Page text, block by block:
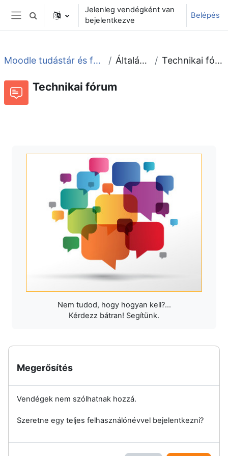
Tovább a fő tartalomhoz
Oldalpanel
Keresési bemeneti adatok váltása
Jelenleg vendégként van
bejelentkezve
Belépés
Moodle tudástár és fórum Általános Technikai fórum
Technikai fórum
Nem tudod, hogy hogyan kell?...
Kérdezz bátran! Segítünk.
Megerősítés
Vendégek nem szólhatnak hozzá.
Szeretne egy teljes felhasználónévvel bejelentkezni?